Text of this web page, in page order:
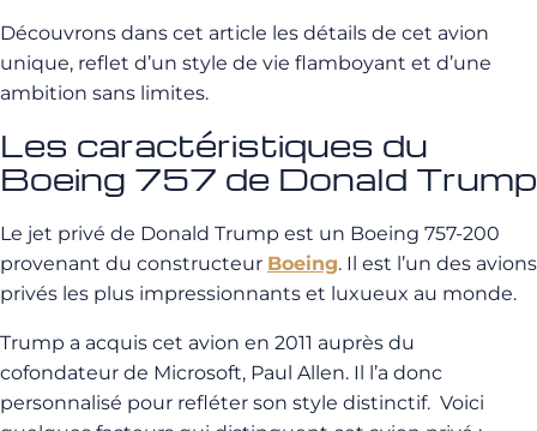
Découvrons dans cet article les détails de cet avion
unique, reflet d’un style de vie flamboyant et d’une
ambition sans limites.
Les caractéristiques du
Boeing 757 de Donald Trump
Le jet privé de Donald Trump est un Boeing 757-200
provenant du constructeur Boeing. Il est l’un des avions
privés les plus impressionnants et luxueux au monde.
Trump a acquis cet avion en 2011 auprès du
cofondateur de Microsoft, Paul Allen. Il l’a donc
personnalisé pour refléter son style distinctif. Voici